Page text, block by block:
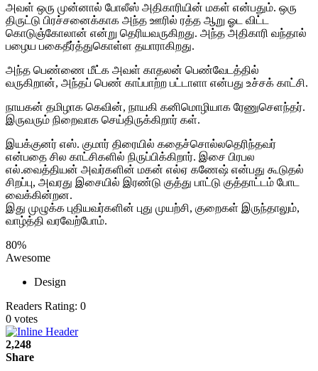
அவள் ஒரு முன்னால் போலீஸ் அதிகாரியின் மகள் என்பதும். ஒரு
திருட்டு பிரச்சனைக்காக அந்த ஊரில் ரத்த ஆறு ஓட விட்ட
கொடுஞ்கோலான் என்று தெரியவருகிறது. அந்த அதிகாரி வந்தால்
பழைய பகைதீர்த்துகொள்ள தயாராகிறது.
அந்த பெண்ணை மீட்க அவள் காதலன் பெண்வேடத்தில்
வருகிறான், அந்தப் பெண் காப்பாற்ற பட்டாளா என்பது உச்சக் காட்சி.
நாயகன் தமிழாக கெவின், நாயகி கனிமொழியாக ரேணுசெளந்தர்.
இருவரும் நிறைவாக செய்திருக்கிறார் கள்.
இயக்குனர் எஸ். குமார் திரையில் கதைச்சொல்லதெரிந்தவர்
என்பதை சில காட்சிகளில் நிருப்பிக்கிறார். இசை பிரபல
எல்.வைத்தியன் அவர்களின் மகன் எல்ஏ கணேஷ் என்பது கூடுதல்
சிறப்பு, அவரது இசையில் இரண்டு குத்து பாட்டு குத்தாட்டம் போட
வைக்கின்றன.
இது முழுக்க புதியவர்களின் புது முயற்சி, குறைகள் இருந்தாலும்,
வாழ்த்தி வரவேற்போம்.
80%
Awesome
Design
Readers Rating: 0
0 votes
2,248
Share